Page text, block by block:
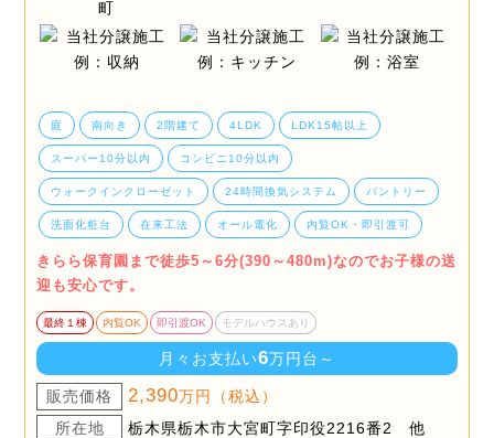
庭 南向き 2階建て 4LDK LDK15帖以上
スーパー10分以内 コンビニ10分以内
ウォークインクローゼット 24時間換気システム パントリー
洗面化粧台 在来工法 オール電化 内覧OK・即引渡可
きらら保育園まで徒歩5～6分(390～480m)なのでお子様の送
迎も安心です。
最終１棟 内覧OK 即引渡OK モデルハウスあり
月々お支払い6万円台～
販売価格 2,390万円（税込）
所在地
栃木県栃木市大宮町字印役2216番2 他